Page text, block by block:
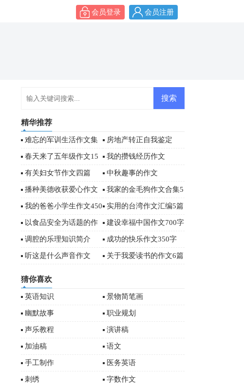
会员登录 会员注册
精华推荐
难忘的军训生活作文集
合6篇
房地产转正自我鉴定
春天来了五年级作文15
篇
我的攒钱经历作文
有关妇女节作文四篇 中秋趣事的作文
播种美德收获爱心作文 我家的金毛狗作文合集5
篇
我的爸爸小学生作文450
字
实用的台湾作文汇编5篇
以食品安全为话题的作
文
建设幸福中国作文700字
调腔的乐理知识简介 成功的快乐作文350字
听这是什么声音作文 关于我爱读书的作文6篇
猜你喜欢
英语知识 景物简笔画
幽默故事 职业规划
声乐教程 演讲稿
加油稿 语文
手工制作 医务英语
刺绣 字数作文